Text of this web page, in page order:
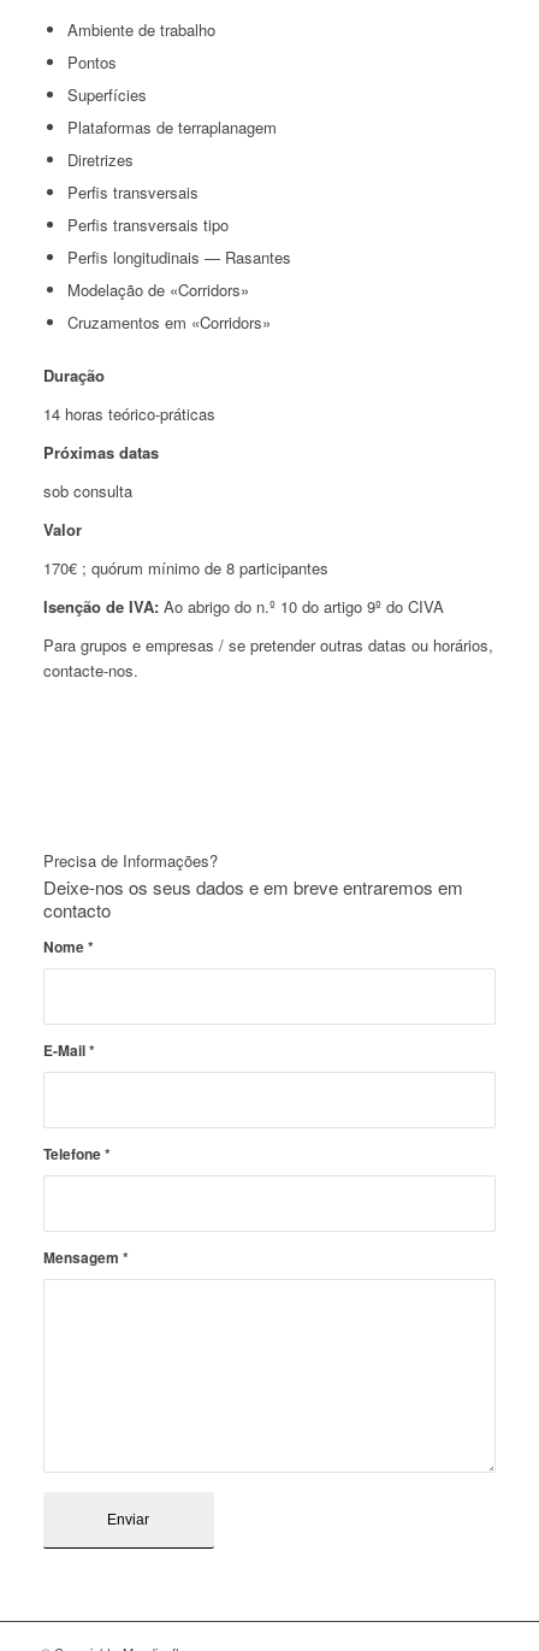
Ambiente de trabalho
Pontos
Superfícies
Plataformas de terraplanagem
Diretrizes
Perfis transversais
Perfis transversais tipo
Perfis longitudinais — Rasantes
Modelação de «Corridors»
Cruzamentos em «Corridors»
Duração
14 horas teórico-práticas
Próximas datas
sob consulta
Valor
170€ ; quórum mínimo de 8 participantes
Isenção de IVA: Ao abrigo do n.º 10 do artigo 9º do CIVA
Para grupos e empresas / se pretender outras datas ou horários,
contacte-nos.
Precisa de Informações?
Deixe-nos os seus dados e em breve entraremos em
contacto
Nome*
E-Mail*
Telefone*
Mensagem *